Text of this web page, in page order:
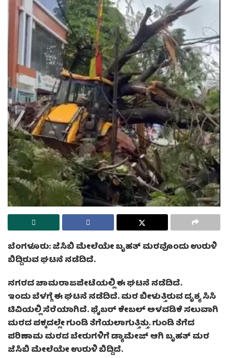
ಬೆಂಗಳೂರು: ಜೆಸಿಬಿ ಮೇಲೆಯೇ ಬೃಹತ್ ಮರವೊಂದು ಉರುಳಿ
ಬಿದ್ದಿರುವ ಘಟನೆ ನಡೆದಿದೆ.
ನಗರದ ಚಾಮರಾಜಪೇಟೆಯಲ್ಲಿ ಈ ಘಟನೆ ನಡೆದಿದೆ.
ಇಂದು ಬೆಳಗ್ಗೆ ಈ ಘಟನೆ ನಡೆದಿದೆ. ಮರ ಬೀಳುತ್ತಿರುವ ದೃಶ್ಯ ಸಿಸಿ
ಟಿವಿಯಲ್ಲಿ ಸೆರೆಯಾಗಿದೆ. ಫೈಬರ್ ಕೇಬಲ್ ಅಳವಡಿಕೆ ಸಲುವಾಗಿ
ಮರದ ಪಕ್ಕದಲ್ಲೇ ಗುಂಡಿ ತೆಗೆಯಲಾಗುತ್ತಿತ್ತು. ಗುಂಡಿ ತೆಗೆದ
ಪರಿಣಾಮ ಮರದ ಬೇರುಗಳಿಗೆ ಡ್ಯಾಮೇಜ್ ಆಗಿ ಬೃಹತ್ ಮರ
ಜೆಸಿಬಿ ಮೇಲೆಯೇ ಉರುಳಿ ಬಿದ್ದಿದೆ.